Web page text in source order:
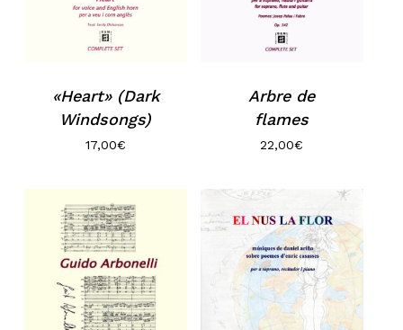
«Heart» (Dark
Windsongs)
17,00€
Arbre de
flames
22,00€